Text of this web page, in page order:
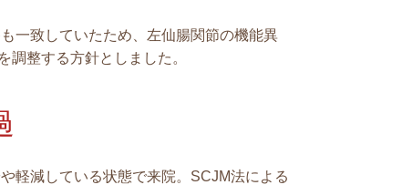
一致していたため、左仙腸関節の機能異
整する方針としました。
軽減している状態で来院。SCJM法による